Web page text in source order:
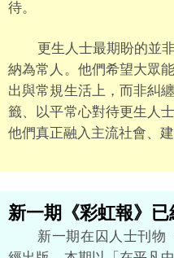
待。
更生人士最期盼的並
納為常人。他們希望大眾
出與常規生活上，而非糾
籤、以平常心對待更生人
他們真正融入主流社會、
新一期《彩虹報》已
新一期在囚人士刊物